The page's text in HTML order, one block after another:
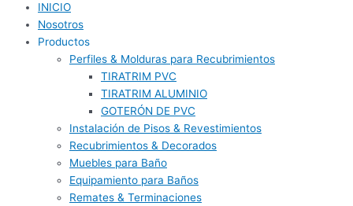
INICIO
Nosotros
Productos
Perfiles & Molduras para Recubrimientos
TIRATRIM PVC
TIRATRIM ALUMINIO
GOTERÓN DE PVC
Instalación de Pisos & Revestimientos
Recubrimientos & Decorados
Muebles para Baño
Equipamiento para Baños
Remates & Terminaciones